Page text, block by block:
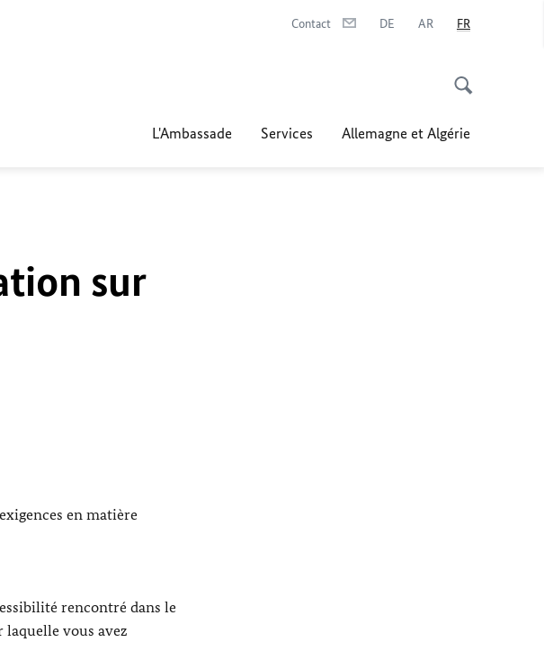
Contact DE AR FR
L'Ambassade Services Allemagne et Algérie
sur
en matière
rencontré dans le
vous avez